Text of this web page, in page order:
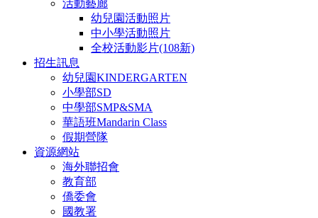
活動藝廊
幼兒園活動照片
中小學活動照片
全校活動影片(108新)
招生訊息
幼兒園KINDERGARTEN
小學部SD
中學部SMP&SMA
華語班Mandarin Class
假期營隊
資源網站
海外聯招會
教育部
僑委會
國教署